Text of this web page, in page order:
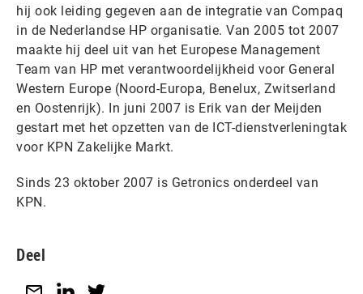
hij ook leiding gegeven aan de integratie van Compaq
in de Nederlandse HP organisatie. Van 2005 tot 2007
maakte hij deel uit van het Europese Management
Team van HP met verantwoordelijkheid voor General
Western Europe (Noord-Europa, Benelux, Zwitserland
en Oostenrijk). In juni 2007 is Erik van der Meijden
gestart met het opzetten van de ICT-dienstverleningtak
voor KPN Zakelijke Markt.
Sinds 23 oktober 2007 is Getronics onderdeel van
KPN.
Deel